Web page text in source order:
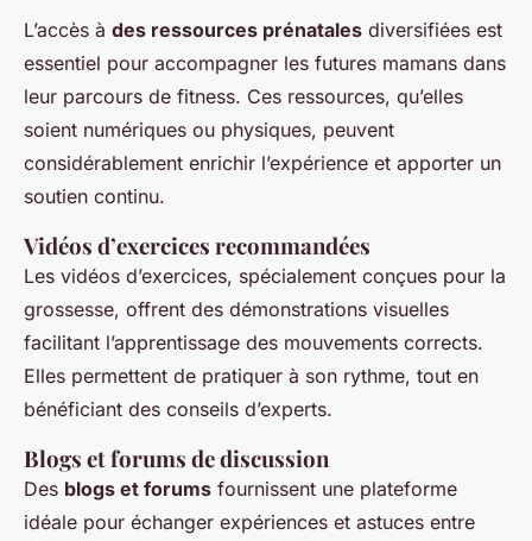
L’accès à des ressources prénatales diversifiées est
essentiel pour accompagner les futures mamans dans
leur parcours de fitness. Ces ressources, qu’elles
soient numériques ou physiques, peuvent
considérablement enrichir l’expérience et apporter un
soutien continu.
Vidéos d’exercices recommandées
Les vidéos d’exercices, spécialement conçues pour la
grossesse, offrent des démonstrations visuelles
facilitant l’apprentissage des mouvements corrects.
Elles permettent de pratiquer à son rythme, tout en
bénéficiant des conseils d’experts.
Blogs et forums de discussion
Des blogs et forums fournissent une plateforme
idéale pour échanger expériences et astuces entre